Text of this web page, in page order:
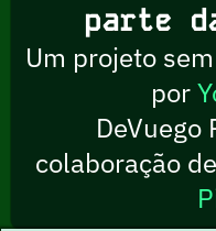
parte
Um projeto
por
DeVuego
colaboração de